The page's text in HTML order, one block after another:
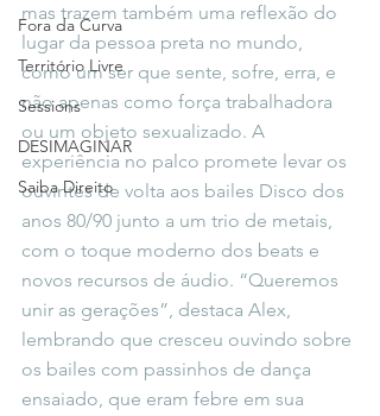
Fora da Curva
Território Livre
Sessions
DESIMAGINAR
Saiba Direito
mas trazem também uma reflexão do
lugar da pessoa preta no mundo,
como um ser que sente, sofre, erra, e
não apenas como força trabalhadora
ou um objeto sexualizado. A
experiência no palco promete levar os
ouvintes de volta aos bailes Disco dos
anos 80/90 junto a um trio de metais,
com o toque moderno dos beats e
novos recursos de áudio. “Queremos
unir as gerações”, destaca Alex,
lembrando que cresceu ouvindo sobre
os bailes com passinhos de dança
ensaiado, que eram febre em sua